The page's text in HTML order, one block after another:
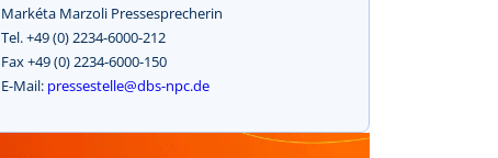
Markéta Marzoli Pressesprecherin
Tel. +49 (0) 2234-6000-212
Fax +49 (0) 2234-6000-150
E-Mail: pressestelle@dbs-npc.de